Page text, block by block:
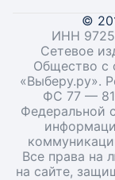
©
ИНН
Сетевое
Общество с
«Выберу.ру».
ФС 77 —
Федеральной
Все права на
на сайте,